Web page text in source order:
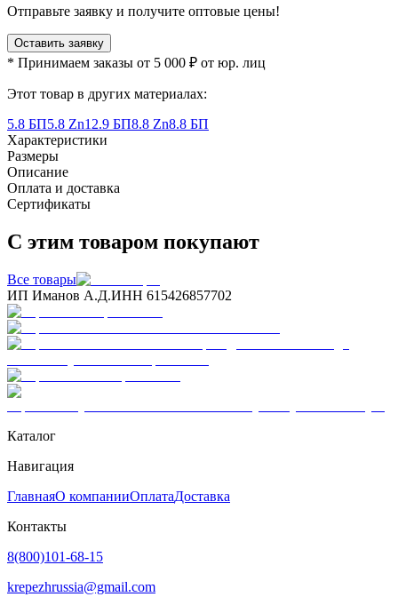
Отправьте заявку и получите оптовые цены!
Оставить заявку
* Принимаем заказы от 5 000 ₽ от юр. лиц
Этот товар в других материалах:
5.8 БП5.8 Zn12.9 БП8.8 Zn8.8 БП
Характеристики
Размеры
Описание
Оплата и доставка
Сертификаты
С этим товаром покупают
Все товары
ИП Иманов А.Д.ИНН 615426857702
Каталог
Навигация
ГлавнаяО компанииОплатаДоставка
Контакты
8(800)101-68-15
krepezhrussia@gmail.com